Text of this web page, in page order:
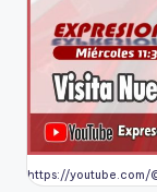
https://youtube.com/